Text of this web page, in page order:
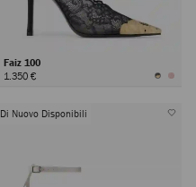
Faiz 100
1.350 €
Di Nuovo Disponibili